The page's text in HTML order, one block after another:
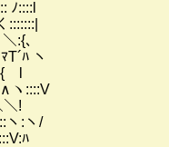
､
ヽ
l
!
:ヽ/
ﾊ